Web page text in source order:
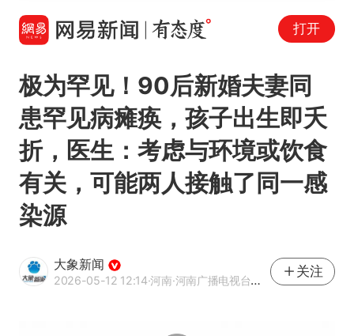
打开
极为罕见！90后新婚夫妻同
患罕见病瘫痪，孩子出生即夭
折，医生：考虑与环境或饮食
有关，可能两人接触了同一感
染源
大象新闻
2026-05-12 12:14·河南·河南广播电视台官方网易号
关注